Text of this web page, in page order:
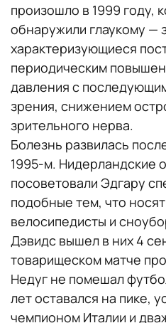
произошло в 1999 году,
обнаружили глаукому —
характеризующиеся
периодическим
давления с
зрения, снижением
зрительного нерва.
Болезнь развилась
1995-м. Нидерландские
посоветовали Эдгару
подобные тем, что
велосипедисты и
Дэвидс вышел в них 4
товарищеском матче
Недуг не помешал
лет оставался на пике,
чемпионом Италии и